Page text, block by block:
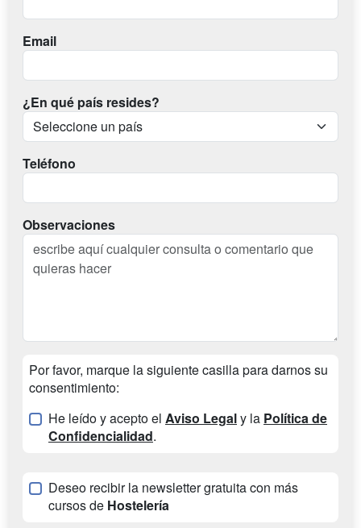
Email
¿En qué país resides?
Teléfono
Observaciones
Por favor, marque la siguiente casilla para darnos su
consentimiento:
He leído y acepto el Aviso Legaly la Política de
Confidencialidad.
Deseo recibir la newsletter gratuita con más
cursos de Hostelería